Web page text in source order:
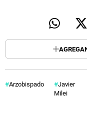
Arzobispado
Javier
Milei